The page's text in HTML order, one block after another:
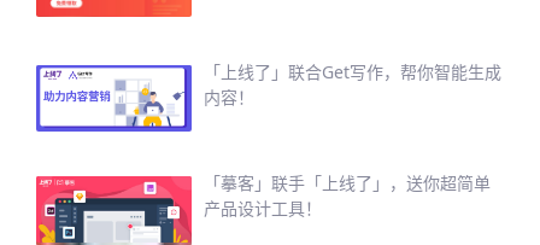
「上线了」联合Get写作，帮你智能生成
内容！
「摹客」联手「上线了」，送你超简单
产品设计工具！